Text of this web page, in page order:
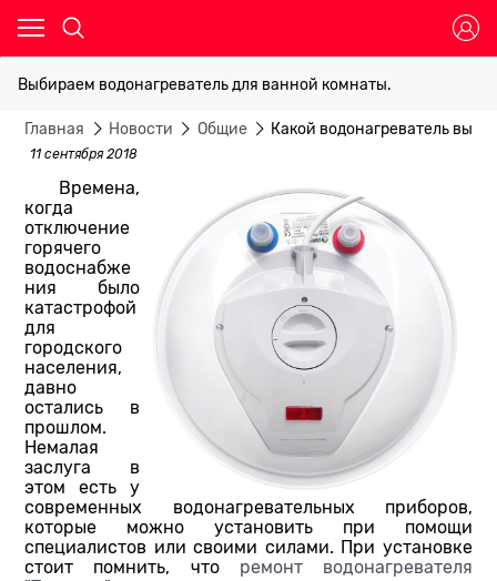
Выбираем водонагреватель для ванной комнаты.
Главная Новости Общие Какой водонагреватель
11 сентября 2018
Времена,
когда
отключение
горячего
водоснабже
ния было
катастрофой
для
городского
населения,
давно
остались в
прошлом.
Немалая
заслуга в
этом есть у
современных водонагревательных приборов,
которые можно установить при помощи
специалистов или своими силами. При установке
стоит помнить, что ремонт водонагревателя